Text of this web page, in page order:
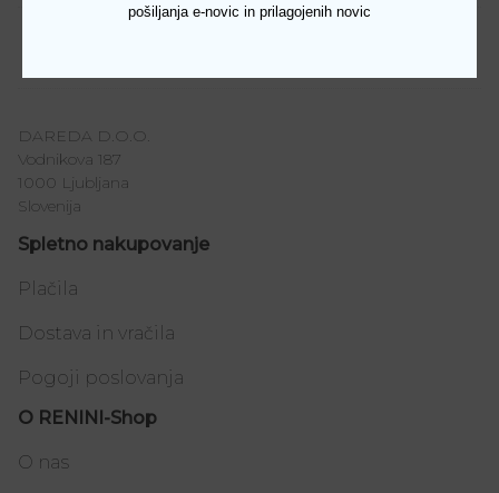
DAREDA D.O.O.
Vodnikova 187
1000 Ljubljana
Slovenija
Spletno nakupovanje
Plačila
Dostava in vračila
Pogoji poslovanja
O RENINI-Shop
O nas
pošiljanja e-novic in prilagojenih novic